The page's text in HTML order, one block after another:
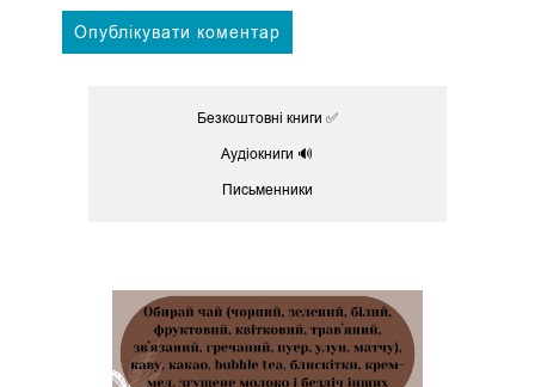
Безкоштовні книги ✅
Аудіокниги 🔊
Письменники